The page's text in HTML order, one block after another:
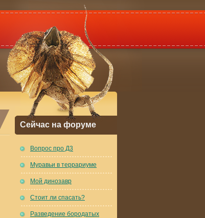
Сейчас на форуме
Вопрос про Д3
Муравьи в террариуме
Мой динозавр
Стоит ли спасать?
Разведение бородатых